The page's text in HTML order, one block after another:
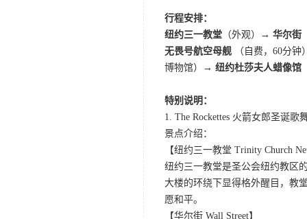
行程安排：
纽约三一教堂 （外观）→ 华尔街
无畏号航空母舰
（自费，60分
博物馆）→ 纽约杜莎夫人蜡像馆
特别说明：
1. The Rockettes 火箭女郎圣诞
景点介绍：
【纽约三一教堂 Trinity Church
纽约三一教堂是圣公会纽约教区
大楼的环绕下显得格外醒目，教
愿和平。
【华尔街 Wall Street】